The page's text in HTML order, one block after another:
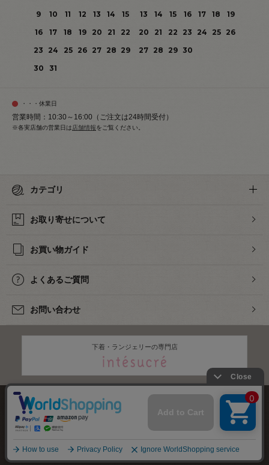
9
10 11 12 13 14
15
16
17 18 19 20 21
22
23
24 25 26 27 28 29
30
31
13
14 15 16 17 18
19
20
21 22 23 24 25
26
27 28 29 30
・・・休業日
営業時間：10:30～16:00（ご注文は24時間受付）
※各実店舗の営業日は 店舗情報をご覧ください。
カテゴリ
お取り寄せについて
お買い物ガイド
よくあるご質問
お問い合わせ
下着・ランジェリーの専門店
株式会社オカダヤ
特定商取引法に基づく表記 プライバシーポリシー サイトマップ
2012-2026OKADAYA CO.,LTD.